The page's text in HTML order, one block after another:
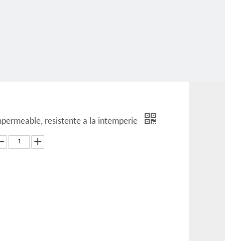
resistente a la intemperie